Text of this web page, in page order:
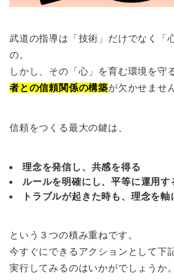
武道の指導は「技術」だけでなく「
の。
しかし、その「心」を育む環境を守
者との信頼関係の構築が欠かせませ
信頼をつくる最大の鍵は、
理念を発信し、共感を得る
ルールを明確にし、平等に運用す
トラブルが起きた時も、理念を
という３つの積み重ねです。
今すぐにできるアクションとして下
実行してみるのはいかがでしょうか。